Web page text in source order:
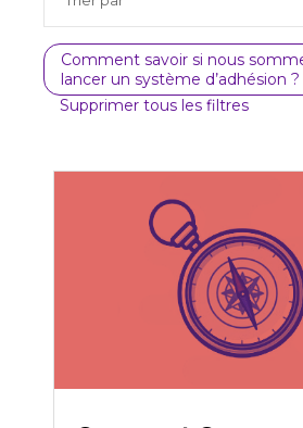
Comment savoir si nous
lancer un système d’adhésion ?
Supprimer tous les filtres